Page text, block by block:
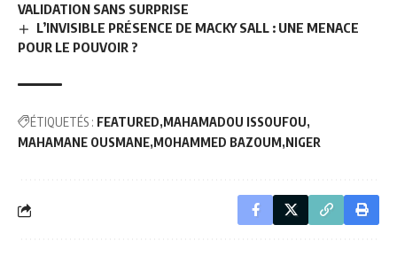
VALIDATION SANS SURPRISE
L’INVISIBLE PRÉSENCE DE MACKY SALL : UNE MENACE
POUR LE POUVOIR ?
ÉTIQUETÉS : FEATURED MAHAMADOU ISSOUFOU
MAHAMANE OUSMANE MOHAMMED BAZOUM NIGER